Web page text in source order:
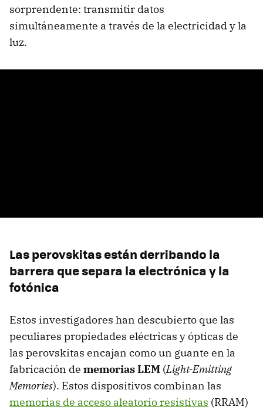
sorprendente: transmitir datos
simultáneamente a través de la electricidad y la
luz.
Las perovskitas están derribando la
barrera que separa la electrónica y la
fotónica
Estos investigadores han descubierto que las
peculiares propiedades eléctricas y ópticas de
las perovskitas encajan como un guante en la
fabricación de memorias LEM (Light-Emitting
Memories). Estos dispositivos combinan las
memorias de acceso aleatorio resistivas (RRAM)